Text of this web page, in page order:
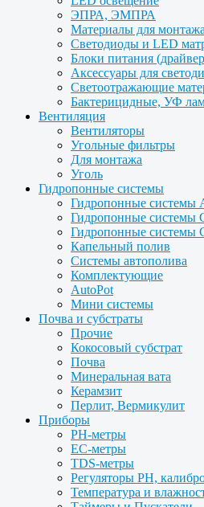
ЭПРА, ЭМПРА
Материалы для монтажа
Светодиоды и LED
Блоки питания
Аксессуары для
Светоотражающие
Бактерицидные, УФ
Вентиляция
Вентиляторы
Угольные фильтры
Для монтажа
Уголь
Гидропонные системы
Гидропонные системы
Гидропонные системы
Гидропонные системы
Капельный полив
Системы автополива
Комплектующие
AutoPot
Мини системы
Почва и субстраты
Прочие
Кокосовый субстрат
Почва
Минеральная вата
Керамзит
Перлит, Вермикулит
Приборы
PH-метры
EC-метры
TDS-метры
Регуляторы PH,
Температура и